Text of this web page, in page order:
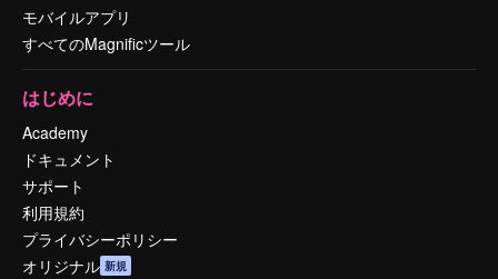
モバイルアプリ
すべてのMagnificツール
はじめに
Academy
ドキュメント
サポート
利用規約
プライバシーポリシー
オリジナル 新規